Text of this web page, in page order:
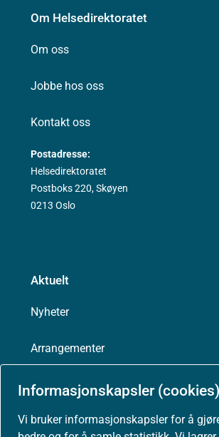
Informasjonskapsler (cookies)
Vi bruker informasjonskapsler for å
Om Helsedirektoratet
Om oss
Jobbe hos oss
Kontakt oss
Postadresse:
Helsedirektoratet
Postboks 220, Skøyen
0213 Oslo
Aktuelt
Nyheter
Arrangementer
Høringer
Presse